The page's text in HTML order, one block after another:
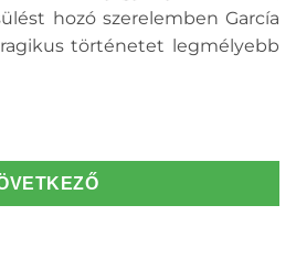
hozó szerelemben García
történetet legmélyebb